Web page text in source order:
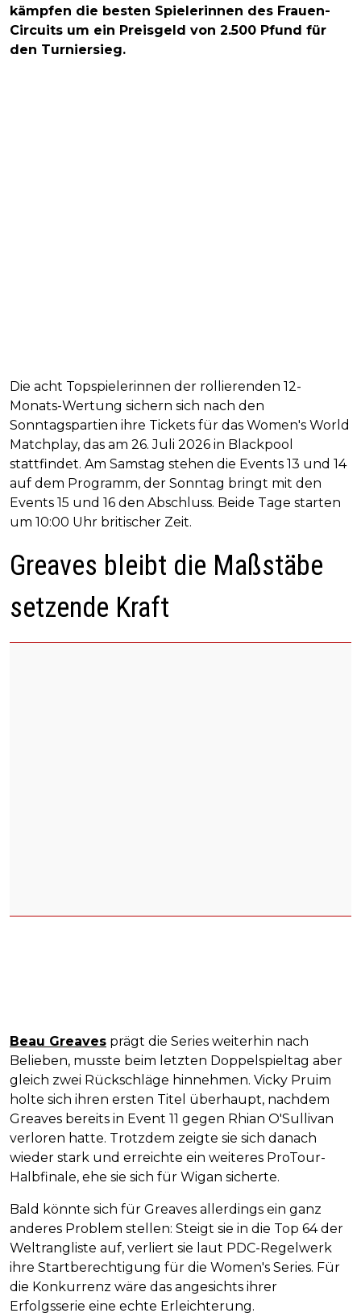
kämpfen die besten Spielerinnen des Frauen-
Circuits um ein Preisgeld von 2.500 Pfund für
den Turniersieg.
Die acht Topspielerinnen der rollierenden 12-
Monats-Wertung sichern sich nach den
Sonntagspartien ihre Tickets für das Women's World
Matchplay, das am 26. Juli 2026 in Blackpool
stattfindet. Am Samstag stehen die Events 13 und 14
auf dem Programm, der Sonntag bringt mit den
Events 15 und 16 den Abschluss. Beide Tage starten
um 10:00 Uhr britischer Zeit.
Greaves bleibt die Maßstäbe
setzende Kraft
Beau Greaves prägt die Series weiterhin nach
Belieben, musste beim letzten Doppelspieltag aber
gleich zwei Rückschläge hinnehmen. Vicky Pruim
holte sich ihren ersten Titel überhaupt, nachdem
Greaves bereits in Event 11 gegen Rhian O'Sullivan
verloren hatte. Trotzdem zeigte sie sich danach
wieder stark und erreichte ein weiteres ProTour-
Halbfinale, ehe sie sich für Wigan sicherte.
Bald könnte sich für Greaves allerdings ein ganz
anderes Problem stellen: Steigt sie in die Top 64 der
Weltrangliste auf, verliert sie laut PDC-Regelwerk
ihre Startberechtigung für die Women's Series. Für
die Konkurrenz wäre das angesichts ihrer
Erfolgsserie eine echte Erleichterung.